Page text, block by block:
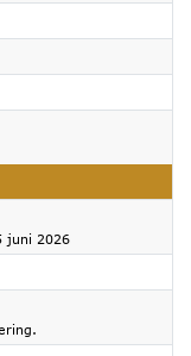
juni 2026